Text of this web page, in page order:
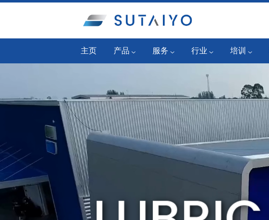
主页 产品
公路/越野润滑油
SKF 轴承和单元
润滑系统产品
Mobil™ Lube Guard Pro
服务
油况监控
液体管理服务
润滑工程服务
机器状态监控
行业
发电厂
燃气发动机
石油化工
一般制造业
纸浆和造纸
培训
技术知识
培训课程